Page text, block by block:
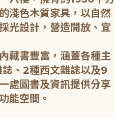
淺色木質家具，以自然
光設計，營造開放、宜
藏書豐富，涵蓋各種主
、2種西文雜誌以及9
處圖書及資訊提供分享